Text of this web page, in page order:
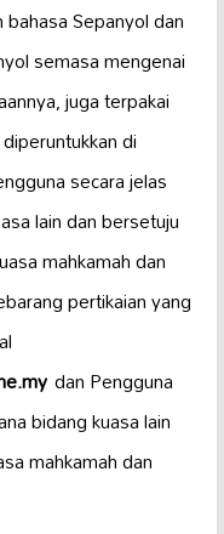
Sepanyol dan
semasa mengenai
juga terpakai
di
secara jelas
lain dan bersetuju
mahkamah dan
pertikaian yang
dan Pengguna
bidang kuasa lain
mahkamah dan